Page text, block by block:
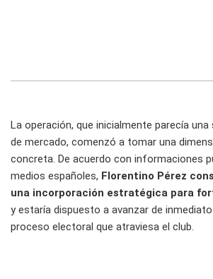
La operación, que inicialmente parecía
de mercado, comenzó a tomar una
concreta. De acuerdo con informaciones
medios españoles, Florentino Pérez
una incorporación estratégica para
y estaría dispuesto a avanzar de
proceso electoral que atraviesa el club.